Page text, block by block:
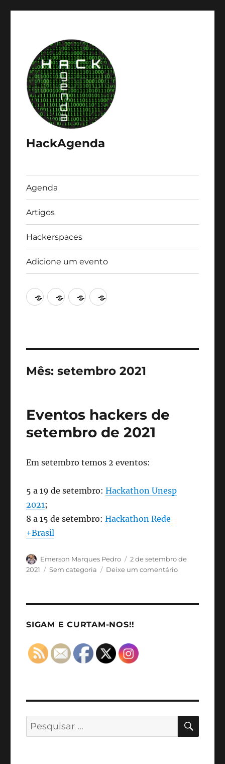
HackAgenda
Agenda
Artigos
Hackerspaces
Adicione um evento
Mês:setembro 2021
Eventos hackers de
setembro de 2021
Em setembro temos 2 eventos:
5 a 19 de setembro:Hackathon Unesp
2021;
8 a 15 de setembro:Hackathon Rede
+Brasil
Autor
Emerson Marques Pedro
Publicado
em
2 de setembro de
2021
Categorias
Sem categoria Deixe um comentárioem
SIGAM E CURTAM-NOS!!
Pesquisar
por: